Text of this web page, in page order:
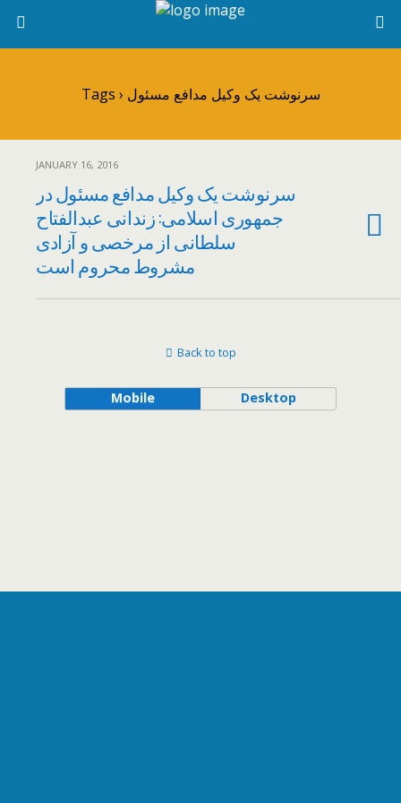
Tags › سرنوشت یک وکیل مدافع مسئول
JANUARY 16, 2016
سرنوشت یک وکیل مدافع مسئول در
جمهوری اسلامی: زندانی عبدالفتاح
سلطانی از مرخصی و آزادی
مشروط محروم است
Back to top
Mobile Desktop